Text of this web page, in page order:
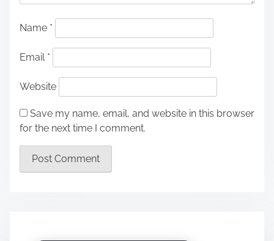
Name *
Email *
Website
Save my name, email, and website in this browser
for the next time I comment.